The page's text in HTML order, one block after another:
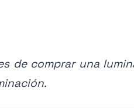
de comprar una